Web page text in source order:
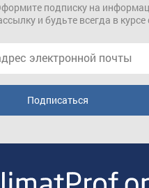
подписку на
и будьте всегда в